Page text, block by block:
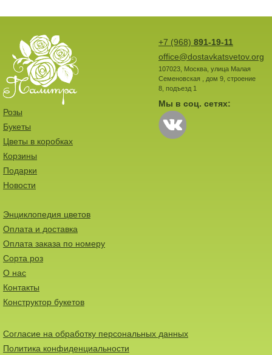
+7 (968) 891-19-11
office@dostavkatsvetov.org
107023, Москва, улица Малая
Семеновская , дом 9, строение
8, подъезд 1
Мы в соц. сетях:
Розы
Букеты
Цветы в коробках
Корзины
Подарки
Новости
Энциклопедия цветов
Оплата и доставка
Оплата заказа по номеру
Сорта роз
О нас
Контакты
Конструктор букетов
Согласие на обработку персональных данных
Политика конфиденциальности